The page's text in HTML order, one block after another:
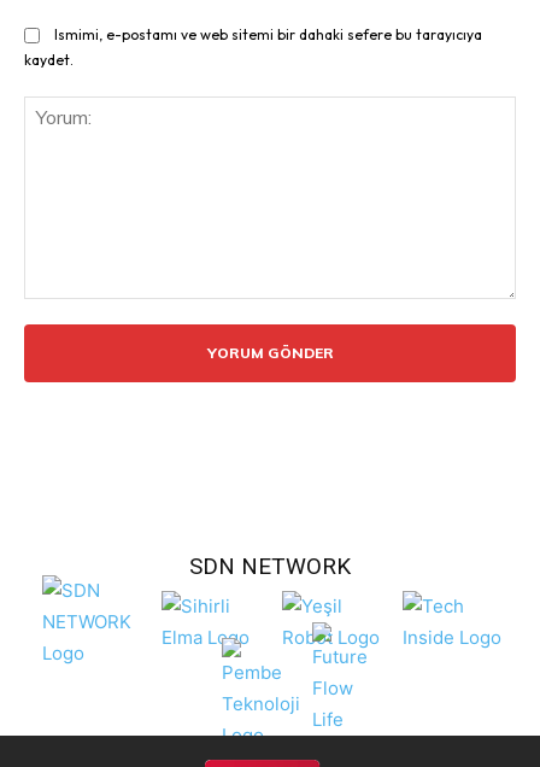
Ismimi, e-postamı ve web sitemi bir dahaki sefere bu tarayıcıya
kaydet.
SDN NETWORK